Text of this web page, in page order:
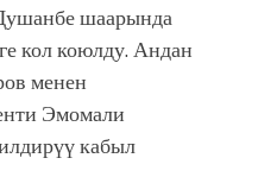
Central
шаарында
кол коюлду. Андан
менен
Эмомали
кабыл